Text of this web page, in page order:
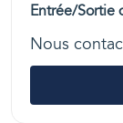
Entrée/Sortie
Nous